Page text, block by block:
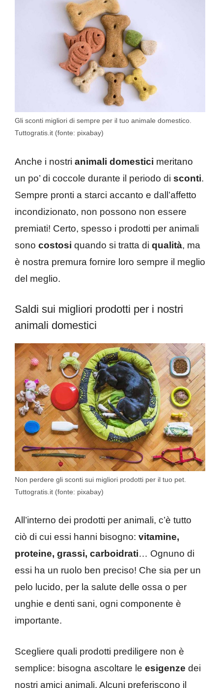
Gli sconti migliori di sempre per il tuo animale domestico.
Tuttogratis.it (fonte: pixabay)
Anche i nostri animali domestici meritano
un po’ di coccole durante il periodo di sconti.
Sempre pronti a starci accanto e dall’affetto
incondizionato, non possono non essere
premiati! Certo, spesso i prodotti per animali
sono costosi quando si tratta di qualità, ma
è nostra premura fornire loro sempre il meglio
del meglio.
Saldi sui migliori prodotti per i nostri
animali domestici
Non perdere gli sconti sui migliori prodotti per il tuo pet.
Tuttogratis.it (fonte: pixabay)
All’interno dei prodotti per animali, c’è tutto
ciò di cui essi hanni bisogno: vitamine,
proteine, grassi, carboidrati… Ognuno di
essi ha un ruolo ben preciso! Che sia per un
pelo lucido, per la salute delle ossa o per
unghie e denti sani, ogni componente è
importante.
Scegliere quali prodotti prediligere non è
semplice: bisogna ascoltare le esigenze dei
nostri amici animali. Alcuni preferiscono il